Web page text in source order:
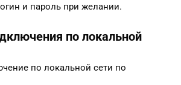
и пароль при желании.
по локальной
по локальной сети по